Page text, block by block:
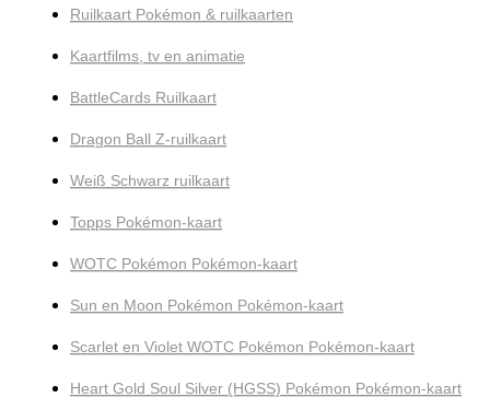
Ruilkaart Pokémon & ruilkaarten
Kaartfilms, tv en animatie
BattleCards Ruilkaart
Dragon Ball Z-ruilkaart
Weiß Schwarz ruilkaart
Topps Pokémon-kaart
WOTC Pokémon Pokémon-kaart
Sun en Moon Pokémon Pokémon-kaart
Scarlet en Violet WOTC Pokémon Pokémon-kaart
Heart Gold Soul Silver (HGSS) Pokémon Pokémon-kaart